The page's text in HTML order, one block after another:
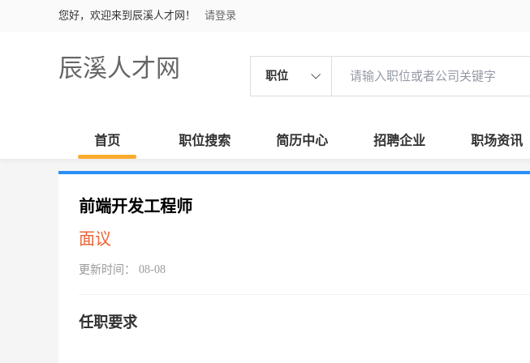
您好，欢迎来到辰溪人才网！ 请登录
辰溪人才网 职位
首页 职位搜索 简历中心 招聘企业 职场资讯
前端开发工程师
面议
更新时间： 08-08
任职要求